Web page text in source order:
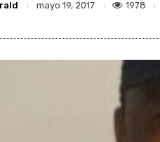
mayo 19, 2017 1978